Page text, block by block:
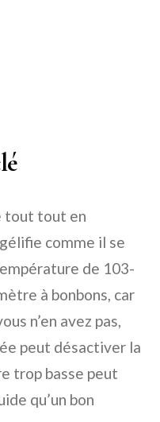
tout tout en
comme il se
de 103-
à bonbons, car
n’en avez pas,
peut désactiver la
trop basse peut
qu’un bon